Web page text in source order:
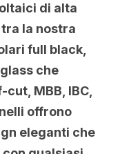
di alta
la nostra
full black,
che
MBB, IBC,
offrono
eleganti che